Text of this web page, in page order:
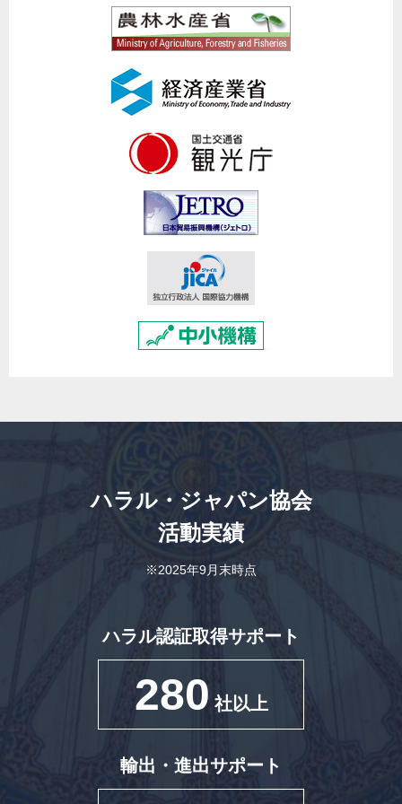
ハラル・ジャパン協会
活動実績
※2025年9月末時点
ハラル認証取得サポート
280 社以上
輸出・進出サポート